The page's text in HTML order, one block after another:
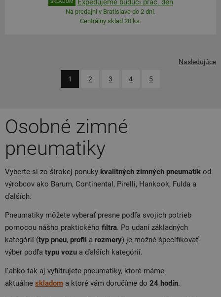
SKLADOM
Na predajni v Bratislave do 2 dní.
Centrálny sklad 20 ks.
1 2 3 4 5
Nasledujúce
Osobné zimné
pneumatiky
Vyberte si zo širokej ponuky kvalitných zimných pneumatík od
výrobcov ako Barum, Continental, Pirelli, Hankook, Fulda a
ďalších.
Pneumatiky môžete vyberať presne podľa svojich potrieb
pomocou nášho praktického filtra. Po udaní základných
kategórií (typ pneu, profil a rozmery) je možné špecifikovať
výber podľa typu vozu a ďalších kategórií.
Ľahko tak aj vyfiltrujete pneumatiky, ktoré máme
aktuálne skladom a ktoré vám doručíme do 24 hodín.